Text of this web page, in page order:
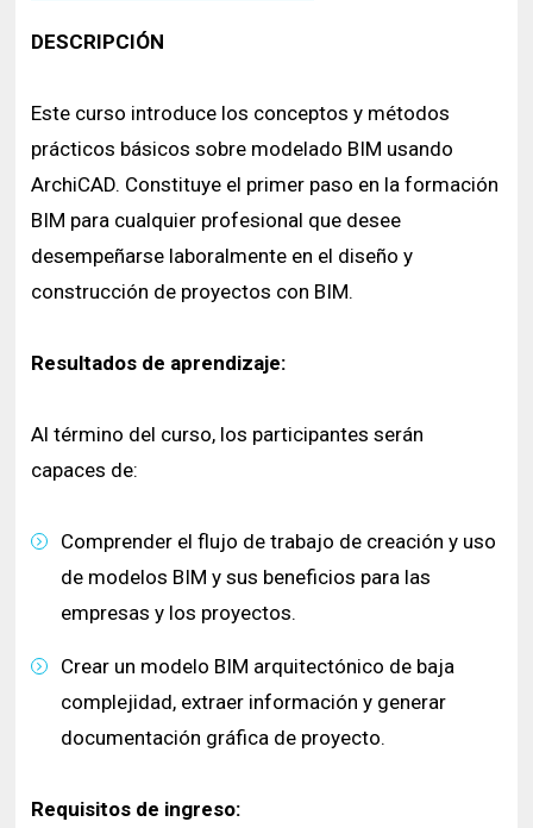
DESCRIPCIÓN
Este curso introduce los conceptos y métodos
prácticos básicos sobre modelado BIM usando
ArchiCAD. Constituye el primer paso en la formación
BIM para cualquier profesional que desee
desempeñarse laboralmente en el diseño y
construcción de proyectos con BIM.
Resultados de aprendizaje:
Al término del curso, los participantes serán
capaces de:
Comprender el flujo de trabajo de creación y uso
de modelos BIM y sus beneficios para las
empresas y los proyectos.
Crear un modelo BIM arquitectónico de baja
complejidad, extraer información y generar
documentación gráfica de proyecto.
Requisitos de ingreso: